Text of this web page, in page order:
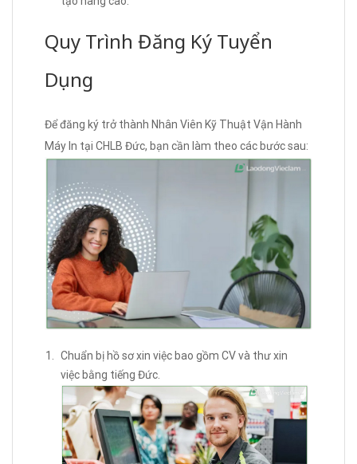
Quy Trình Đăng Ký Tuyển
Dụng
Để đăng ký trở thành Nhân Viên Kỹ Thuật Vận Hành
Máy In tại CHLB Đức, bạn cần làm theo các bước sau:
Chuẩn bị hồ sơ xin việc bao gồm CV và thư xin
việc bằng tiếng Đức.